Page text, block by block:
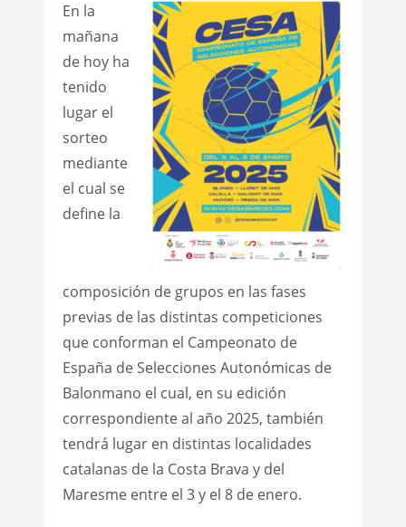
En la
mañana
de hoy ha
tenido
lugar el
sorteo
mediante
el cual se
define la
composición de grupos en las fases
previas de las distintas competiciones
que conforman el Campeonato de
España de Selecciones Autonómicas de
Balonmano el cual, en su edición
correspondiente al año 2025, también
tendrá lugar en distintas localidades
catalanas de la Costa Brava y del
Maresme entre el 3 y el 8 de enero.